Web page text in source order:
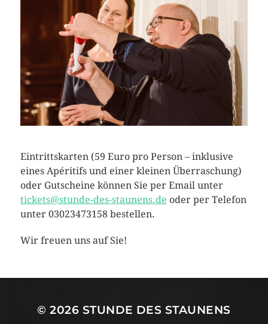
Eintrittskarten (59 Euro pro Person – inklusive
eines Apéritifs und einer kleinen Überraschung)
oder Gutscheine können Sie per Email unter
tickets@stunde-des-staunens.de oder per Telefon
unter 03023473158 bestellen.
Wir freuen uns auf Sie!
© 2026 STUNDE DES STAUNENS